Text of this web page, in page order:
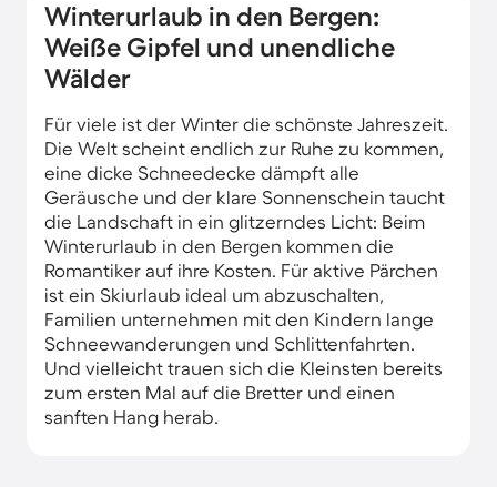
Winterurlaub in den Bergen:
Weiße Gipfel und unendliche
Wälder
Für viele ist der Winter die schönste Jahreszeit.
Die Welt scheint endlich zur Ruhe zu kommen,
eine dicke Schneedecke dämpft alle
Geräusche und der klare Sonnenschein taucht
die Landschaft in ein glitzerndes Licht: Beim
Winterurlaub in den Bergen kommen die
Romantiker auf ihre Kosten. Für aktive Pärchen
ist ein Skiurlaub ideal um abzuschalten,
Familien unternehmen mit den Kindern lange
Schneewanderungen und Schlittenfahrten.
Und vielleicht trauen sich die Kleinsten bereits
zum ersten Mal auf die Bretter und einen
sanften Hang herab.